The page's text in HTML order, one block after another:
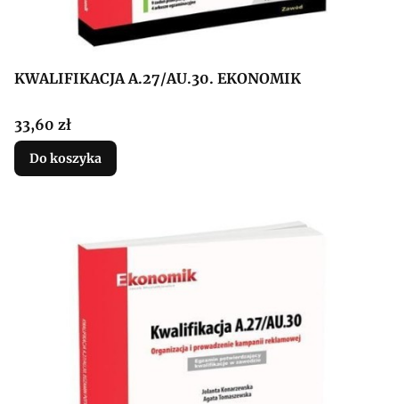
KWALIFIKACJA A.27/AU.30. EKONOMIK
Cena
33,60 zł
Do koszyka